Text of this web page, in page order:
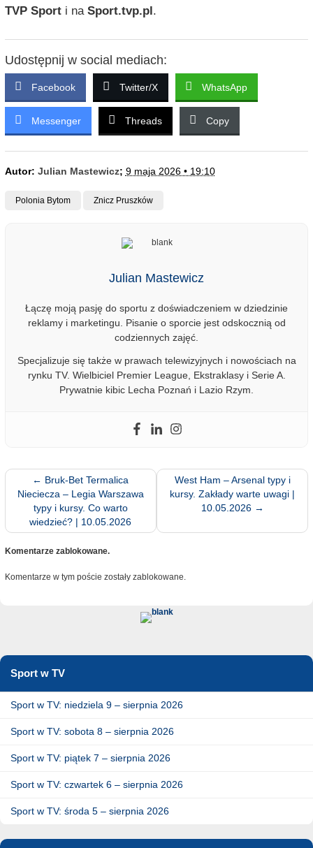
TVP Sporti na Sport.tvp.pl .
Udostępnij w social mediach:
Facebook Twitter/X WhatsApp
Messenger Threads Copy
Autor: Julian Mastewicz; 9 maja 2026 • 19:10
Polonia Bytom Znicz Pruszków
Julian Mastewicz
Łączę moją pasję do sportu z doświadczeniem w dziedzinie
reklamy i marketingu. Pisanie o sporcie jest odskocznią od
codziennych zajęć.
Specjalizuje się także w prawach telewizyjnych i nowościach na
rynku TV. Wielbiciel Premier League, Ekstraklasy i Serie A.
Prywatnie kibic Lecha Poznań i Lazio Rzym.
← Bruk-Bet Termalica
Nieciecza – Legia Warszawa
typy i kursy. Co warto
wiedzieć? | 10.05.2026
West Ham – Arsenal typy i
kursy. Zakłady warte uwagi |
10.05.2026 →
Komentarze zablokowane.
Komentarze w tym poście zostały zablokowane.
Sport w TV
Sport w TV: niedziela 9 – sierpnia 2026
Sport w TV: sobota 8 – sierpnia 2026
Sport w TV: piątek 7 – sierpnia 2026
Sport w TV: czwartek 6 – sierpnia 2026
Sport w TV: środa 5 – sierpnia 2026